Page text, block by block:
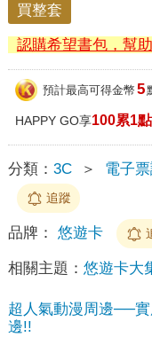
買整套
認購希望書包，幫
預計最高可得金幣 5
HAPPY GO享100累1
分類： 3C ＞ 電子
追蹤
品牌： 悠遊卡
相關主題： 悠遊卡大
超人氣動漫周邊──
邊!!